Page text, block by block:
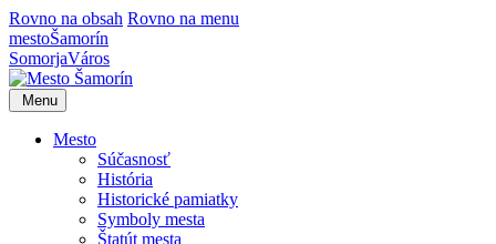
Rovno na obsah Rovno na menu
mestoŠamorín
SomorjaVáros
Menu
Mesto
Súčasnosť
História
Historické pamiatky
Symboly mesta
Štatút mesta